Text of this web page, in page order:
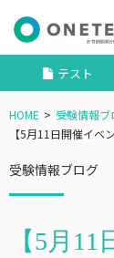
テスト
HOME
受験情報ブ
【5月11日開催イベ
受験情報ブログ
【5月